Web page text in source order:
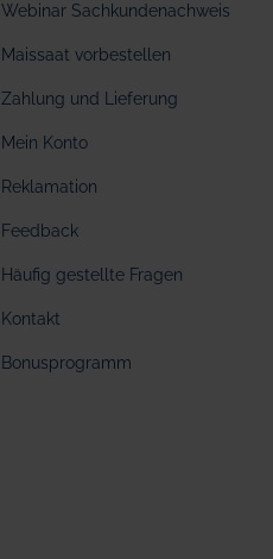
Webinar Sachkundenachweis
Maissaat vorbestellen
Zahlung und Lieferung
Mein Konto
Reklamation
Feedback
Häufig gestellte Fragen
Kontakt
Bonusprogramm